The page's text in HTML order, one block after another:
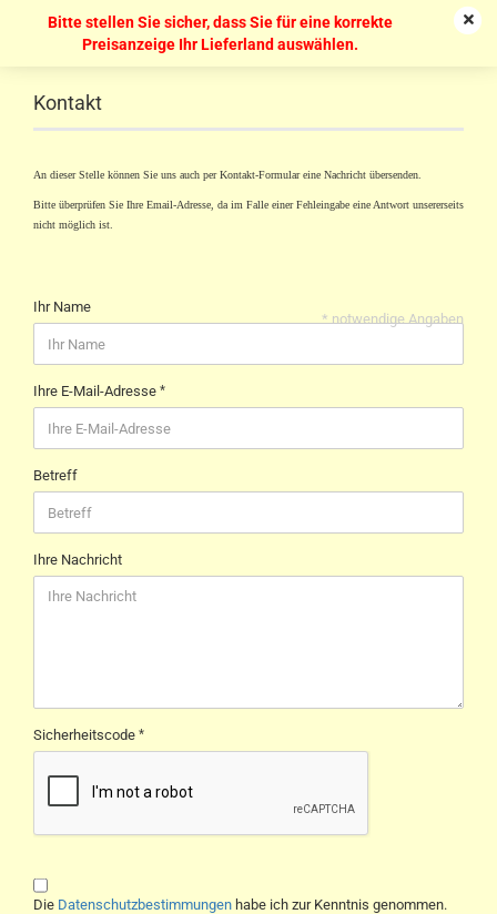
Bitte stellen Sie sicher, dass Sie für eine korrekte
Preisanzeige Ihr Lieferland auswählen.
Kontakt
An dieser Stelle können Sie uns auch per Kontakt-Formular eine Nachricht übersenden.
Bitte überprüfen Sie Ihre Email-Adresse, da im Falle einer Fehleingabe eine Antwort unsererseits
nicht möglich ist.
Ihr Name
Ihre E-Mail-Adresse
Betreff
Ihre Nachricht
Sicherheitscode
Die Datenschutzbestimmungen habe ich zur Kenntnis genommen.
* notwendige Angaben